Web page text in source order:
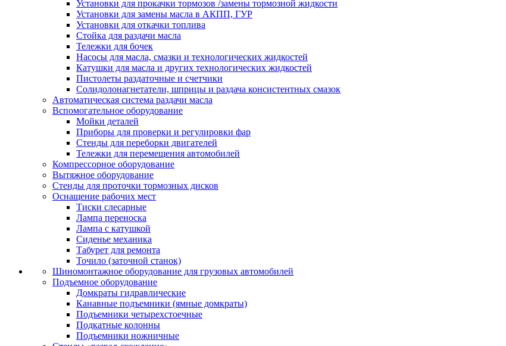
Установки для прокачки тормозов /замены тормозной жидкости
Установки для замены масла в АКПП, ГУР
Установки для откачки топлива
Стойка для раздачи масла
Тележки для бочек
Насосы для масла, смазки и технологических жидкостей
Катушки для масла и других технологических жидкостей
Пистолеты раздаточные и счетчики
Солидолонагнетатели, шприцы и раздача консистентных смазок
Автоматическая система раздачи масла
Вспомогательное оборудование
Мойки деталей
Приборы для проверки и регулировки фар
Стенды для переборки двигателей
Тележки для перемещения автомобилей
Компрессорное оборудование
Вытяжное оборудование
Стенды для проточки тормозных дисков
Оснащение рабочих мест
Тиски слесарные
Лампа переноска
Лампа с катушкой
Сиденье механика
Табурет для ремонта
Точило (заточной станок)
Шиномонтажное оборудование для грузовых автомобилей
Подъемное оборудование
Домкраты гидравлические
Канавные подъемники (ямные домкраты)
Подъемники четырехстоечные
Подкатные колонны
Подъемники ножничные